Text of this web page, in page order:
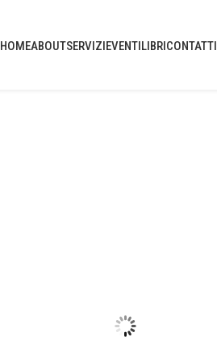
HOMEABOUTSERVIZIEVENTILIBRICONTATTI